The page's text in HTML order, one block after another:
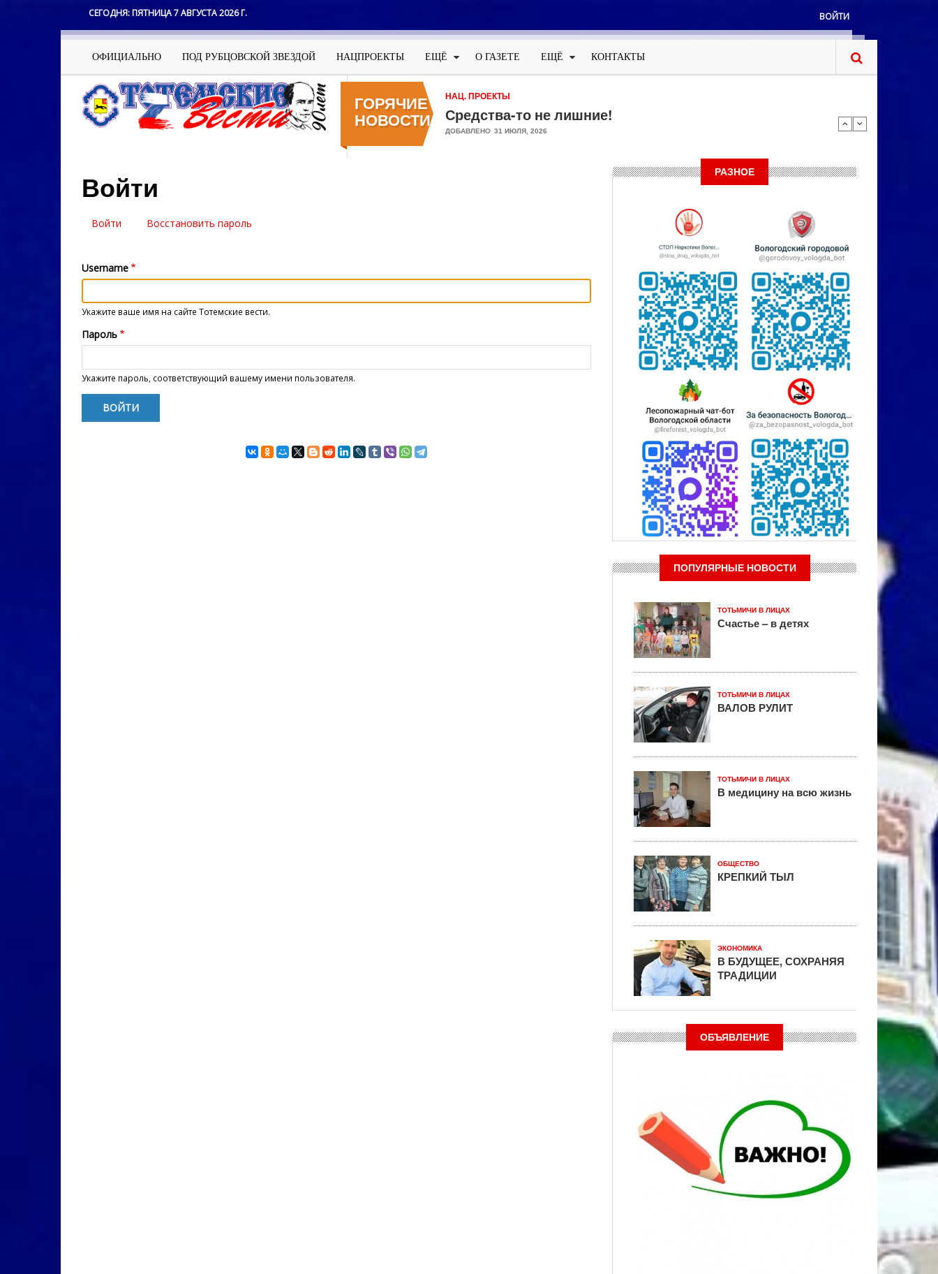
СЕГОДНЯ:ПЯТНИЦА 7 АВГУСТА 2026 Г.
Меню
учётной
записи
пользователя
ВОЙТИ
Основная
навигация
ОФИЦИАЛЬНО ПОД РУБЦОВСКОЙ ЗВЕЗДОЙ НАЦПРОЕКТЫ ЕЩЁ О ГАЗЕТЕ ЕЩЁ КОНТАКТЫ
ГОРЯЧИЕ
НОВОСТИ
НАЦ. ПРОЕКТЫ
Средства-то не лишние!
ДОБАВЛЕНО 31 ИЮЛЯ, 2026
Войти
вкладки
Войти (активнаяВосстановить пароль
Username
Укажите ваше имя на сайте Тотемские вести.
Пароль
Укажите пароль, соответствующий вашему имени пользователя.
РАЗНОЕ
ПОПУЛЯРНЫЕ НОВОСТИ
ТОТЬМИЧИ В ЛИЦАХ
Счастье – в детях
ТОТЬМИЧИ В ЛИЦАХ
ВАЛОВ РУЛИТ
ТОТЬМИЧИ В ЛИЦАХ
В медицину на всю жизнь
ОБЩЕСТВО
КРЕПКИЙ ТЫЛ
ЭКОНОМИКА
В БУДУЩЕЕ, СОХРАНЯЯ
ТРАДИЦИИ
ОБЪЯВЛЕНИЕ